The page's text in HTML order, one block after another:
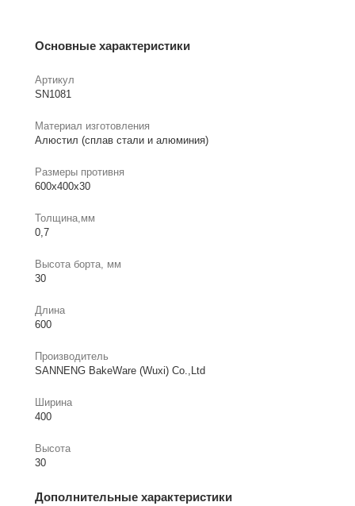
Основные характеристики
Артикул
SN1081
Материал изготовления
Алюстил (сплав стали и алюминия)
Размеры противня
600х400х30
Толщина,мм
0,7
Высота борта, мм
30
Длина
600
Производитель
SANNENG BakeWare (Wuxi) Co.,Ltd
Ширина
400
Высота
30
Дополнительные характеристики